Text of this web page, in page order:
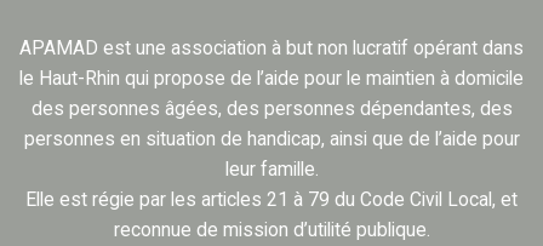
APAMAD est une association à but non lucratif opérant dans
le Haut-Rhin qui propose de l’aide pour le maintien à domicile
des personnes âgées, des personnes dépendantes, des
personnes en situation de handicap, ainsi que de l’aide pour
leur famille.
Elle est régie par les articles 21 à 79 du Code Civil Local, et
reconnue de mission d’utilité publique.